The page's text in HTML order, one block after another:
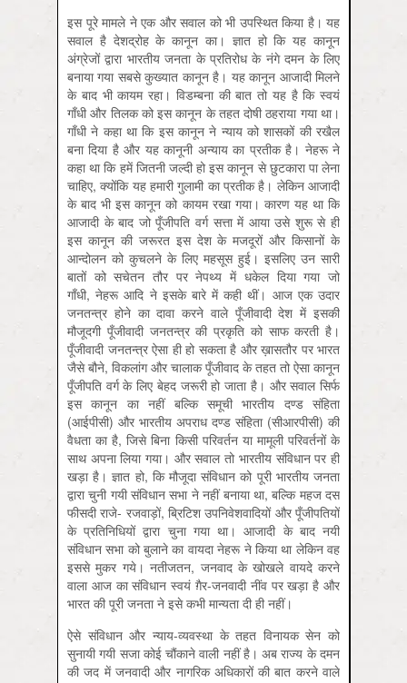
इस पूरे मामले ने एक और सवाल को भी उपस्थित किया है। यह
सवाल है देशद्रोह के कानून का। ज्ञात हो कि यह कानून
अंग्रेजों द्वारा भारतीय जनता के प्रतिरोध के नंगे दमन के लिए
बनाया गया सबसे कुख्यात कानून है। यह कानून आजादी मिलने
के बाद भी कायम रहा। विडम्बना की बात तो यह है कि स्वयं
गाँधी और तिलक को इस कानून के तहत दोषी ठहराया गया था।
गाँधी ने कहा था कि इस कानून ने न्याय को शासकों की रखैल
बना दिया है और यह कानूनी अन्याय का प्रतीक है। नेहरू ने
कहा था कि हमें जितनी जल्दी हो इस कानून से छुटकारा पा लेना
चाहिए, क्योंकि यह हमारी गुलामी का प्रतीक है। लेकिन आजादी
के बाद भी इस कानून को कायम रखा गया। कारण यह था कि
आजादी के बाद जो पूँजीपति वर्ग सत्ता में आया उसे शुरू से ही
इस कानून की जरूरत इस देश के मजदूरों और किसानों के
आन्दोलन को कुचलने के लिए महसूस हुई। इसलिए उन सारी
बातों को सचेतन तौर पर नेपथ्य में धकेल दिया गया जो
गाँधी, नेहरू आदि ने इसके बारे में कही थीं। आज एक उदार
जनतन्त्र होने का दावा करने वाले पूँजीवादी देश में इसकी
मौजूदगी पूँजीवादी जनतन्त्र की प्रकृति को साफ करती है।
पूँजीवादी जनतन्त्र ऐसा ही हो सकता है और ख़ासतौर पर भारत
जैसे बौने, विकलांग और चालाक पूँजीवाद के तहत तो ऐसा कानून
पूँजीपति वर्ग के लिए बेहद जरूरी हो जाता है। और सवाल सिर्फ
इस कानून का नहीं बल्कि समूची भारतीय दण्ड संहिता
(आईपीसी) और भारतीय अपराध दण्ड संहिता (सीआरपीसी) की
वैधता का है, जिसे बिना किसी परिवर्तन या मामूली परिवर्तनों के
साथ अपना लिया गया। और सवाल तो भारतीय संविधान पर ही
खड़ा है। ज्ञात हो, कि मौजूदा संविधान को पूरी भारतीय जनता
द्वारा चुनी गयी संविधान सभा ने नहीं बनाया था, बल्कि महज दस
फीसदी राजे- रजवाड़ों, ब्रिटिश उपनिवेशवादियों और पूँजीपतियों
के प्रतिनिधियों द्वारा चुना गया था। आजादी के बाद नयी
संविधान सभा को बुलाने का वायदा नेहरू ने किया था लेकिन वह
इससे मुकर गये। नतीजतन, जनवाद के खोखले वायदे करने
वाला आज का संविधान स्वयं ग़ैर-जनवादी नींव पर खड़ा है और
भारत की पूरी जनता ने इसे कभी मान्यता दी ही नहीं।
ऐसे संविधान और न्याय-व्यवस्था के तहत विनायक सेन को
सुनायी गयी सजा कोई चौंकाने वाली नहीं है। अब राज्य के दमन
की जद में जनवादी और नागरिक अधिकारों की बात करने वाले